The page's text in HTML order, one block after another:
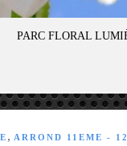
PARC FLORAL
, ARROND 11EME -